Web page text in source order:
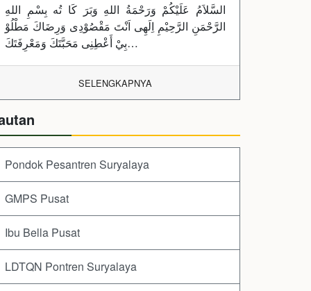
السَّلاَمُ عَلَيْكُمْ وَرَحْمَةُ اللهِ وَبَرَ كَا تُه بِسْمِ اللهِ
الرَّحْمَنِ الرَّحِيْمِ اِلَهِى اَنْتَ مَقْصُوْدِى وَرِضَاكَ مَطْلُوْ
بِيْ أَعْطِنِى مَحَبَّتَكَ وَمَعْرِفَتَكَ…
SELENGKAPNYA
Pondok Pesantren Suryalaya
GMPS Pusat
Ibu Bella Pusat
LDTQN Pontren Suryalaya